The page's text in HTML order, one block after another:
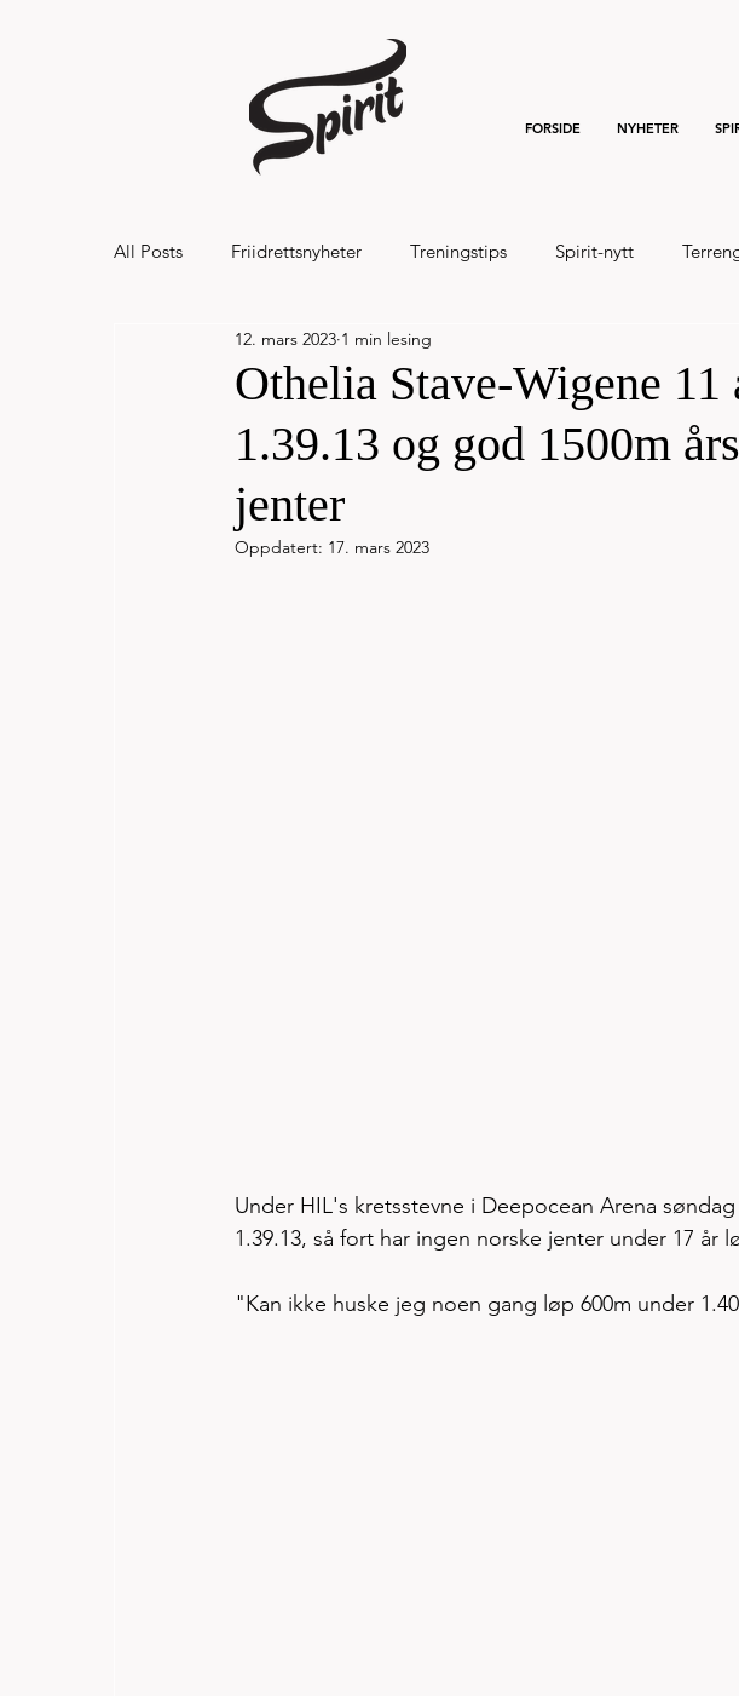
FORSIDE NYHETER
All Posts Friidrettsnyheter Treningstips Spirit-nytt
Hålandsvannet halvmaraton og 7km 20
Othelia Stave-Wigene 11
1.39.13 og god 1500m
jenter
12. mars 2023 1 min lesing
Oppdatert: 17. mars 2023
Under HIL's kretsstevne i Deepocean Arena
1.39.13, så fort har ingen norske jenter under 17 år
"Kan ikke huske jeg noen gang løp 600m under